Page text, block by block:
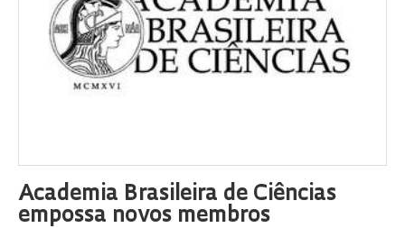
Academia Brasileira de Ciências
empossa novos membros